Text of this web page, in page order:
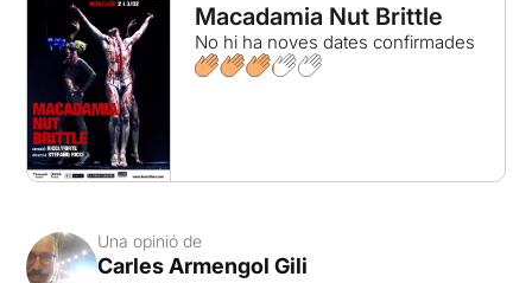
Macadamia Nut Brittle
No hi ha noves dates confirmades
Una opinió de
Carles Armengol Gili